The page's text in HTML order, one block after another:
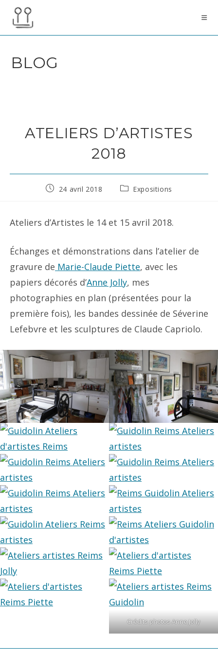
content
BLOG
ATELIERS D’ARTISTES
2018
Publication
24 avril 2018
PostExpositions
Ateliers d’Artistes le 14 et 15 avril 2018.
Échanges et démonstrations dans l’atelier de
gravure de Marie-Claude Piette, avec les
papiers décorés d’Anne Jolly, mes
photographies en plan (présentées pour la
première fois), les bandes dessinée de Séverine
Lefebvre et les sculptures de Claude Capriolo.
Crédits photos Anne Jolly